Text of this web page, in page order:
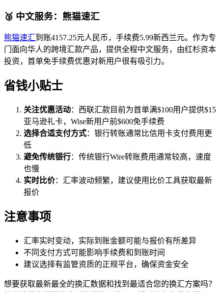
🥉 中文服务：熊猫速汇
熊猫速汇到账4157.25元人民币，手续费5.99新西兰元。作为专
门面向华人的跨境汇款产品，提供全程中文服务，由红杉资本
投资，首单免手续费优惠对新用户很有吸引力。
省钱小贴士
关注优惠活动：西联汇款目前为首单满$100用户提供$15
亚马逊礼卡，Wise新用户前$600免手续费
选择合适支付方式：银行转账通常比信用卡支付费用更
低
避免传统银行：传统银行Wire转账费用通常较高，速度
也慢
实时比价：汇率波动频繁，建议使用比价工具获取最新
报价
注意事项
汇率实时变动，实际到账金额可能与报价有所差异
不同支付方式可能影响手续费和到账时间
建议选择有监管资质的正规平台，确保资金安全
想要获取最新最全的换汇数据和找到最适合您的换汇方案吗？